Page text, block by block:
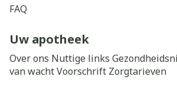
FAQ
Uw apotheek
Over ons Nuttige links
van wachtVoorschrift Zorgtarieven